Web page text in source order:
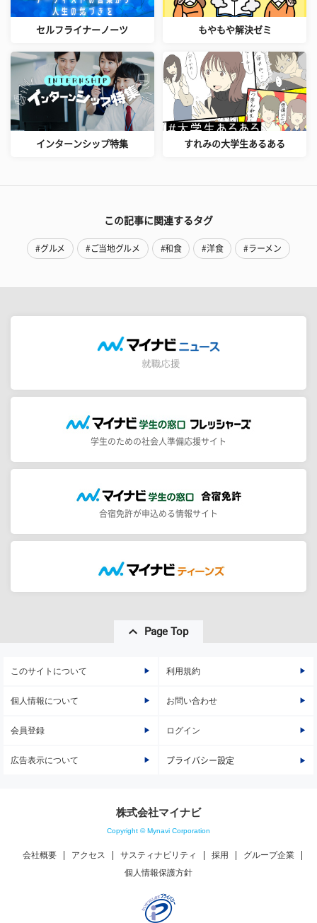
セルフライナーノーツ もやもや解決ゼミ
インターンシップ特集 すれみの大学生あるある
この記事に関連するタグ
#グルメ #ご当地グルメ #和食 #洋食 #ラーメン
学生のための社会人準備応援サイト
合宿免許が申込める情報サイト
Page Top
このサイトについて 利用規約
個人情報について お問い合わせ
会員登録 ログイン
広告表示について プライバシー設定
株式会社マイナビ
Copyright © Mynavi Corporation
会社概要 アクセス サスティナビリティ 採用
グループ企業
個人情報保護方針